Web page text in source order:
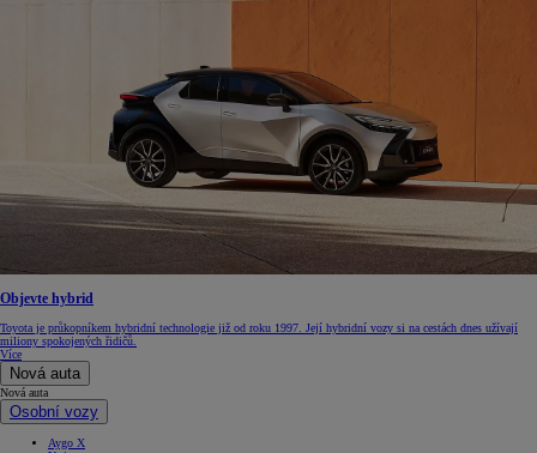
Objevte hybrid
Toyota je průkopníkem hybridní technologie již od roku 1997. Její hybridní vozy si na cestách dnes užívají
miliony spokojených řidičů.
Více
Nová auta
Nová auta
Osobní vozy
Aygo X